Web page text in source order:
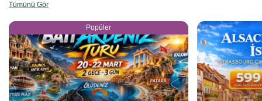
Tümünü Gör
Popüler